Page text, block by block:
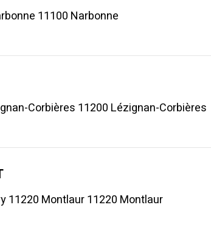
11100 Narbonne
Corbières 11200 Lézignan-Corbières
11220 Montlaur 11220 Montlaur